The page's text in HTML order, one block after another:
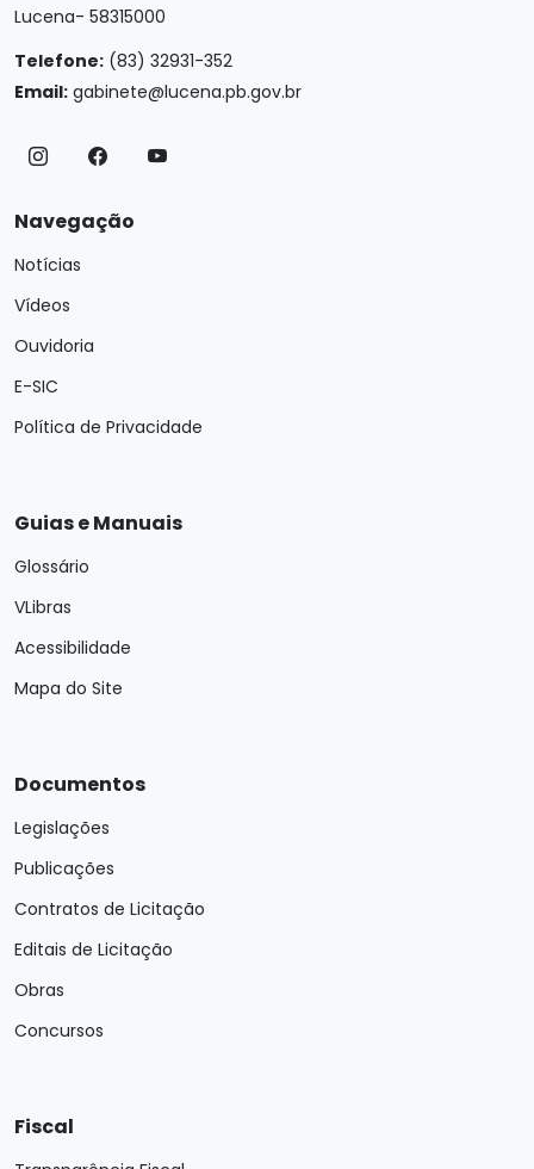
Lucena- 58315000
Telefone: (83) 32931-352
Email: gabinete@lucena.pb.gov.br
Navegação
Notícias
Vídeos
Ouvidoria
E-SIC
Política de Privacidade
Guias e Manuais
Glossário
VLibras
Acessibilidade
Mapa do Site
Documentos
Legislações
Publicações
Contratos de Licitação
Editais de Licitação
Obras
Concursos
Fiscal